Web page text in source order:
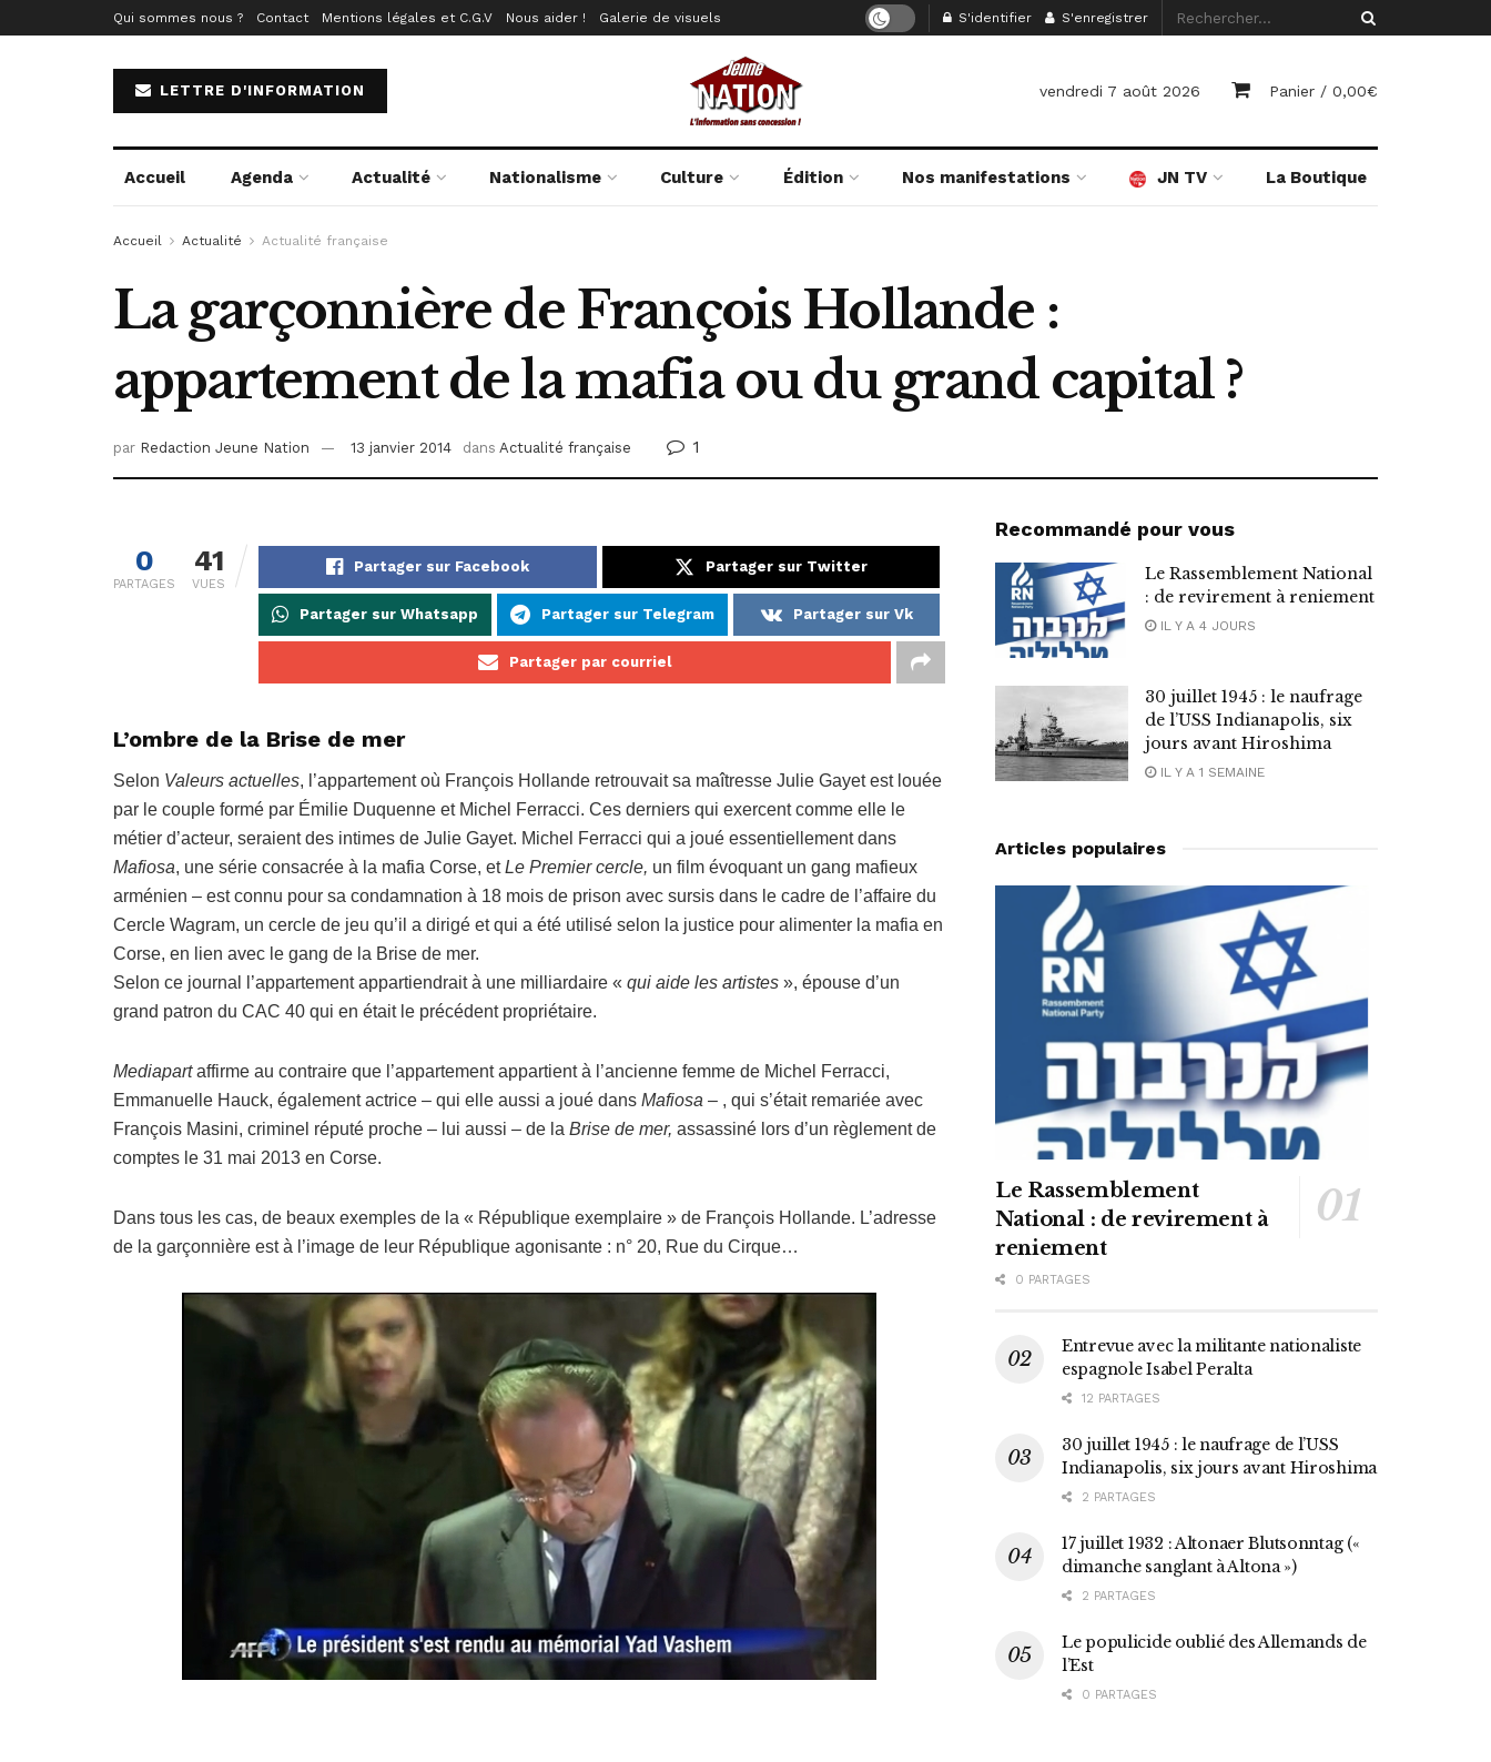
Qui sommes nous ? Contact Mentions légales et C.G.V Nous aider ! Galerie de visuels S'identifier S'enregistrer
LETTRE D'INFORMATION vendredi 7 août 2026 Panier / 0,00€
Accueil Agenda Actualité Nationalisme Culture Édition Nos manifestations JN TV La Boutique
Accueil Actualité Actualité française
La garçonnière de François Hollande :
appartement de la mafia ou du grand capital ?
par Redaction Jeune Nation 13 janvier 2014 dans Actualité française 1
0
PARTAGES
41
VUES
Partager sur Facebook Partager sur Twitter
Partager sur Whatsapp Partager sur Telegram Partager sur Vk
Partager par courriel
L’ombre de la Brise de mer
Selon Valeurs actuelles, l’appartement où François Hollande retrouvait sa maîtresse Julie Gayet est louée
par le couple formé par Émilie Duquenne et Michel Ferracci. Ces derniers qui exercent comme elle le
métier d’acteur, seraient des intimes de Julie Gayet. Michel Ferracci qui a joué essentiellement dans
Mafiosa, une série consacrée à la mafia Corse, etLe Premier cercle, un film évoquant un gang mafieux
arménien – est connu pour sa condamnation à 18 mois de prison avec sursis dans le cadre de l’affaire du
Cercle Wagram, un cercle de jeu qu’il a dirigé et qui a été utilisé selon la justice pour alimenter la mafia en
Corse, en lien avec le gang de la Brise de mer.
Selon ce journal l’appartement appartiendrait à une milliardaire « qui aide les artistes », épouse d’un
grand patron du CAC 40 qui en était le précédent propriétaire.
Mediapartaffirme au contraire que l’appartement appartient à l’ancienne femme de Michel Ferracci,
Emmanuelle Hauck, également actrice – qui elle aussi a joué dans Mafiosa – , qui s’était remariée avec
François Masini, criminel réputé proche – lui aussi – de la Brise de mer, assassiné lors d’un règlement de
comptes le 31 mai 2013 en Corse.
Dans tous les cas, de beaux exemples de la « République exemplaire » de François Hollande. L’adresse
de la garçonnière est à l’image de leur République agonisante : n° 20, Rue du Cirque…
Recommandé pour vous
Le Rassemblement National
: de revirement à reniement
IL Y A 4 JOURS
30 juillet 1945 : le naufrage
de l’USS Indianapolis, six
jours avant Hiroshima
IL Y A 1 SEMAINE
Articles populaires
Le Rassemblement
National : de revirement à
reniement
0 PARTAGES
Entrevue avec la militante nationaliste
espagnole Isabel Peralta
12 PARTAGES
30 juillet 1945 : le naufrage de l’USS
Indianapolis, six jours avant Hiroshima
2 PARTAGES
17 juillet 1932 : Altonaer Blutsonntag («
dimanche sanglant à Altona »)
2 PARTAGES
Le populicide oublié des Allemands de
l’Est
0 PARTAGES